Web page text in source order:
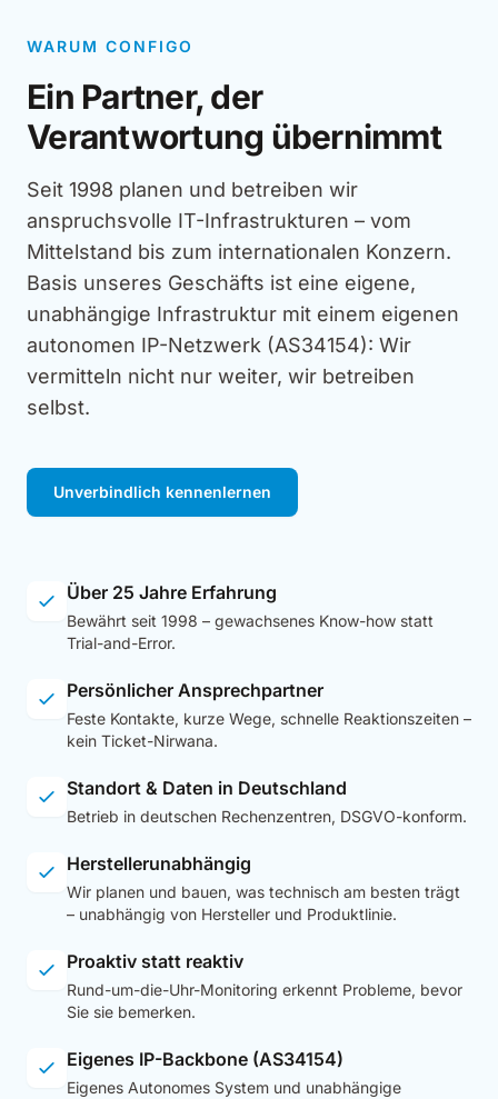
WARUM CONFIGO
Ein Partner, der
Verantwortung übernimmt
Seit 1998 planen und betreiben wir
anspruchsvolle IT-Infrastrukturen – vom
Mittelstand bis zum internationalen Konzern.
Basis unseres Geschäfts ist eine eigene,
unabhängige Infrastruktur mit einem eigenen
autonomen IP-Netzwerk (AS34154): Wir
vermitteln nicht nur weiter, wir betreiben
selbst.
Unverbindlich kennenlernen
Über 25 Jahre Erfahrung
Bewährt seit 1998 – gewachsenes Know-how statt
Trial-and-Error.
Persönlicher Ansprechpartner
Feste Kontakte, kurze Wege, schnelle Reaktionszeiten –
kein Ticket-Nirwana.
Standort & Daten in Deutschland
Betrieb in deutschen Rechenzentren, DSGVO-konform.
Herstellerunabhängig
Wir planen und bauen, was technisch am besten trägt
– unabhängig von Hersteller und Produktlinie.
Proaktiv statt reaktiv
Rund-um-die-Uhr-Monitoring erkennt Probleme, bevor
Sie sie bemerken.
Eigenes IP-Backbone (AS34154)
Eigenes Autonomes System und unabhängige